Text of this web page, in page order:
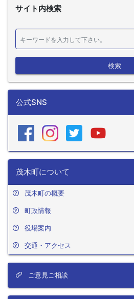
サイト内検索
検索
公式SNS
茂木町について
茂木町の概要
町政情報
役場案内
交通・アクセス
ご意見ご相談